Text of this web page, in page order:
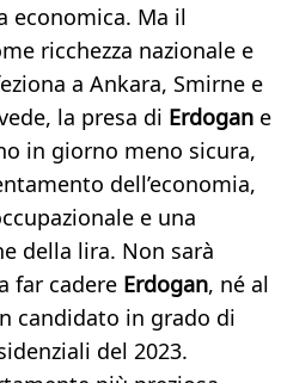
economica. Ma il
ricchezza nazionale e
a Ankara, Smirne e
la presa di Erdogan e
in giorno meno sicura,
dell’economia,
e una
della lira. Non sarà
far cadere Erdogan, né al
candidato in grado di
del 2023.